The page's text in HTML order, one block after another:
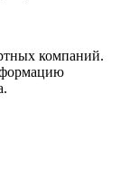
компаний.